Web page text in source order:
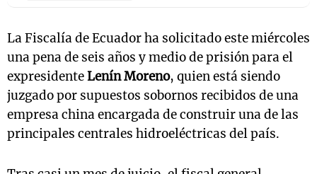
La Fiscalía de Ecuador ha solicitado este miércoles
una pena de seis años y medio de prisión para el
expresidenteLenín Moreno, quien está siendo
juzgado por supuestos sobornos recibidos de una
empresa china encargada de construir una de las
principales centrales hidroeléctricas del país.